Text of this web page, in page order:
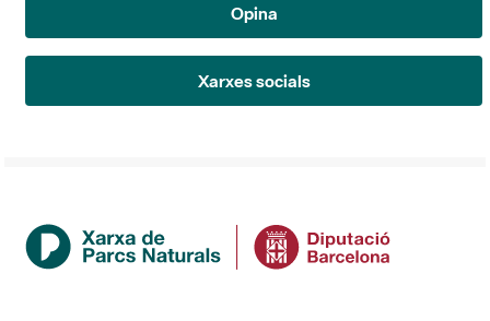
Opina
Xarxes socials